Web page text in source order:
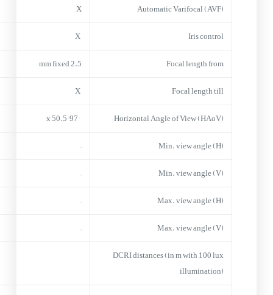
Automatic Varifocal (AVF)
X
Iris control
X
Focal length from
2.5 mm fixed
Focal length till
X
Horizontal Angle of View (HAoV)
97° x 50.5°
Min. view angle (H)
–
Min. view angle (V)
–
Max. view angle (H)
–
Max. view angle (V)
–
DCRI distances (in m with 100 lux
illumination)